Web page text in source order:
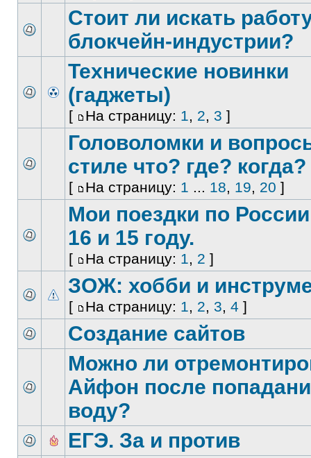
Стоит ли искать
блокчейн-индустрии?
Технические новинки
(гаджеты)
[ На страницу: 1, 2, 3 ]
Головоломки и
стиле что? где? когда?
[ На страницу: 1 ... 18, 19, 20 ]
Мои поездки по
16 и 15 году.
[ На страницу: 1, 2 ]
ЗОЖ: хобби и
[ На страницу: 1, 2, 3, 4 ]
Создание сайтов
Можно ли
Айфон после
воду?
ЕГЭ. За и против